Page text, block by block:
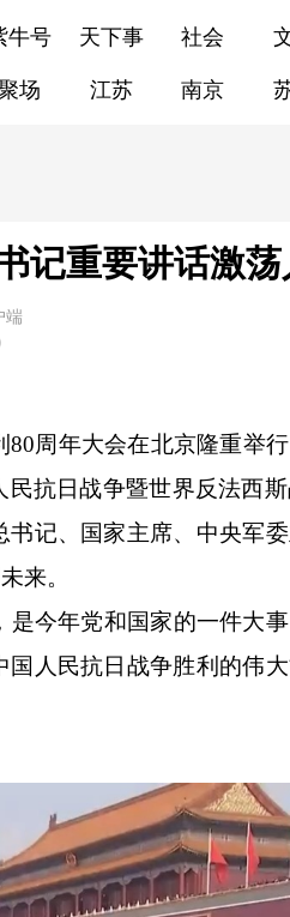
牛号 天下事 社会
场 江苏 南京
记重要讲话激荡
端
周年大会在北京隆重举
抗日战争暨世界反法西
记、国家主席、中央军
来。
今年党和国家的一件大
人民抗日战争胜利的伟大